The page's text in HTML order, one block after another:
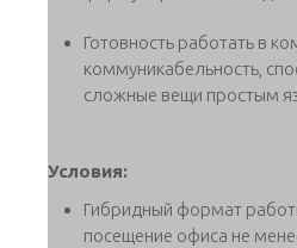
Готовность работать в
коммуникабельность,
сложные вещи простым
Условия:
Гибридный формат
посещение офиса не